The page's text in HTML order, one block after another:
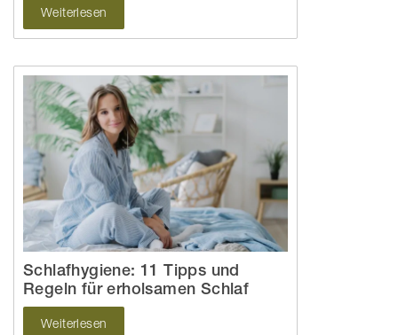
Weiterlesen
Schlafhygiene: 11 Tipps und
Regeln für erholsamen Schlaf
Weiterlesen